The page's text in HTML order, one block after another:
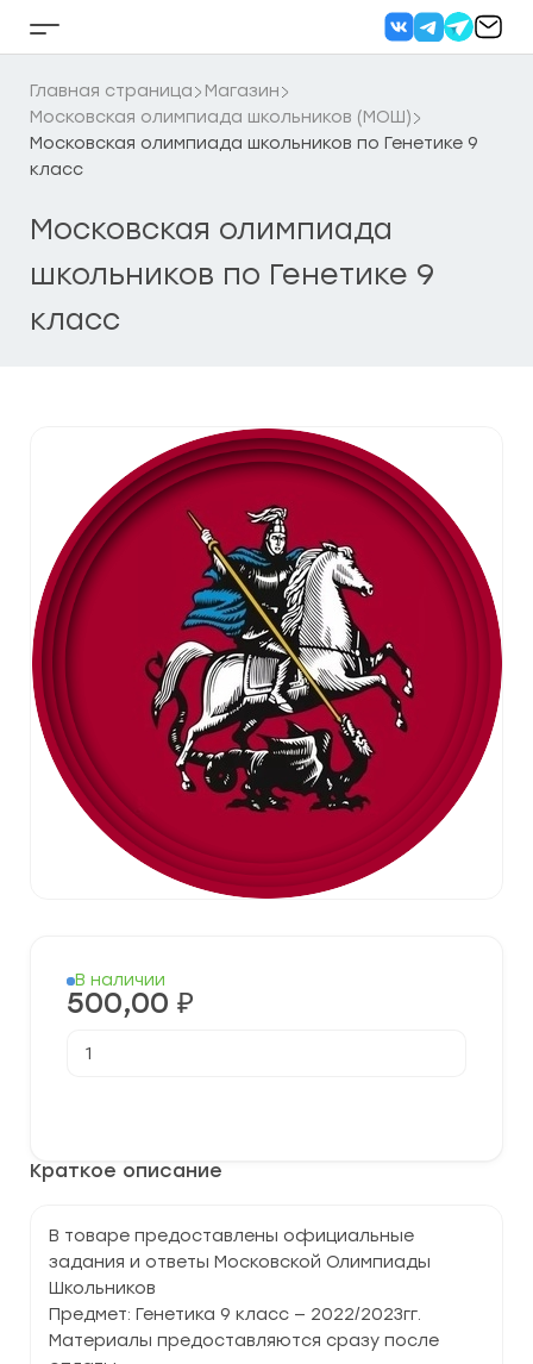
Кнопка
бокового
меню
Главная страница
Магазин
Московская олимпиада школьников (МОШ)
Московская олимпиада школьников по Генетике 9
класс
Московская олимпиада
школьников по Генетике 9
класс
Краткое описание
В товаре предоставлены официальные
задания и ответы Московской Олимпиады
Школьников
Предмет: Генетика 9 класс — 2022/2023гг.
Материалы предоставляются сразу после
В наличии
500,00 ₽
товара
9